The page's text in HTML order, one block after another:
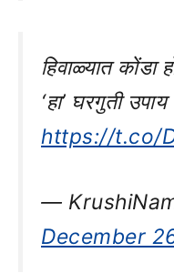
हिवाळ्यात कोंडा
‘हा’ घरगुती उपाय
https://t.co/
—
December